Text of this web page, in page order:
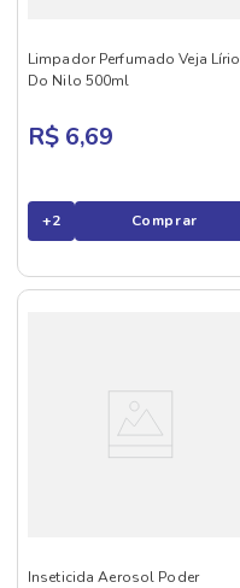
Limpador Perfumado Veja Lírio
Do Nilo 500ml
R$ 6,69
+2 Comprar
Inseticida Aerosol Poder